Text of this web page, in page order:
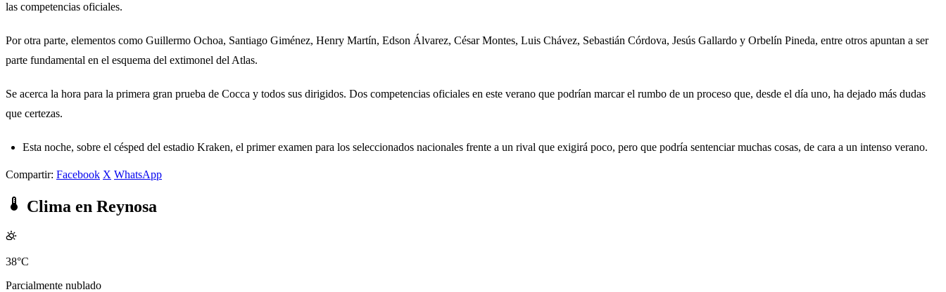
las competencias oficiales.
Por otra parte, elementos como Guillermo Ochoa, Santiago Giménez, Henry Martín, Edson Álvarez, César Montes, Luis Chávez, Sebastián Córdova, Jesús Gallardo y Orbelín Pineda, entre otros apuntan a ser
parte fundamental en el esquema del extimonel del Atlas.
Se acerca la hora para la primera gran prueba de Cocca y todos sus dirigidos. Dos competencias oficiales en este verano que podrían marcar el rumbo de un proceso que, desde el día uno, ha dejado más dudas
que certezas.
Esta noche, sobre el césped del estadio Kraken, el primer examen para los seleccionados nacionales frente a un rival que exigirá poco, pero que podría sentenciar muchas cosas, de cara a un intenso verano.
Compartir: Facebook X WhatsApp
Clima en Reynosa
38°C
Parcialmente nublado